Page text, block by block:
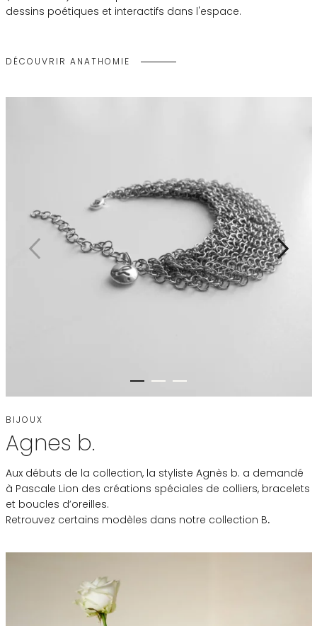
dessins poétiques et interactifs dans l'espace.
DÉCOUVRIR ANATHOMIE
BIJOUX
Agnes b.
Aux débuts de la collection, la styliste Agnès b. a demandé
à Pascale Lion des créations spéciales de colliers, bracelets
et boucles d’oreilles.
Retrouvez certains modèles dans notre collection B.